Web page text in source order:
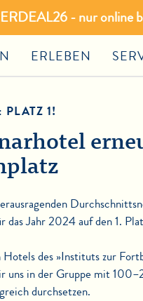
- nur online
ERLEBEN
1!
das Jahr 2024 auf den 1.
des »Instituts zur
uns in der Gruppe mit
durchsetzen.